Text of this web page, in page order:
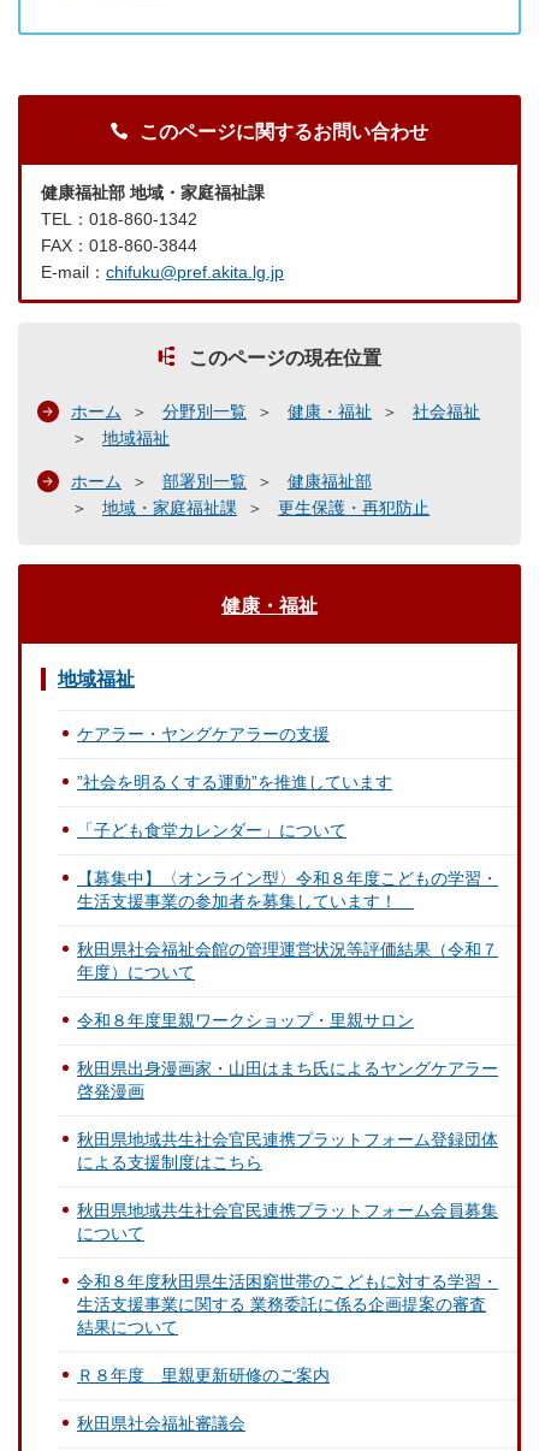
このページに関するお問い合わせ
健康福祉部 地域・家庭福祉課
TEL：018-860-1342
FAX：018-860-3844
E-mail： chifuku@pref.akita.lg.jp
このページの現在位置
ホーム 分野別一覧 健康・福祉
社会福祉
地域福祉
ホーム 部署別一覧
健康福祉部
地域・家庭福祉課
更生保護・再犯防止
健康・福祉
地域福祉
ケアラー・ヤングケアラーの支援
”社会を明るくする運動”を推進しています
「子ども食堂カレンダー」について
【募集中】〈オンライン型〉令和８年度こどもの学習・
生活支援事業の参加者を募集しています！
秋田県社会福祉会館の管理運営状況等評価結果（令和７
年度）について
令和８年度里親ワークショップ・里親サロン
秋田県出身漫画家・山田はまち氏によるヤングケアラー
啓発漫画
秋田県地域共生社会官民連携プラットフォーム登録団体
による支援制度はこちら
秋田県地域共生社会官民連携プラットフォーム会員募集
について
令和８年度秋田県生活困窮世帯のこどもに対する学習・
生活支援事業に関する 業務委託に係る企画提案の審査
結果について
Ｒ８年度 里親更新研修のご案内
秋田県社会福祉審議会